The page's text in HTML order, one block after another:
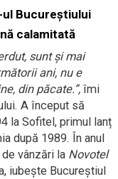
ul Bucureștiului
calamitată
sunt și mai
ani, nu e
din păcate.”, îmi
A început să
la Sofitel, primul lanț
după 1989. În anul
vânzări la Novotel
iubește Bucureștiul